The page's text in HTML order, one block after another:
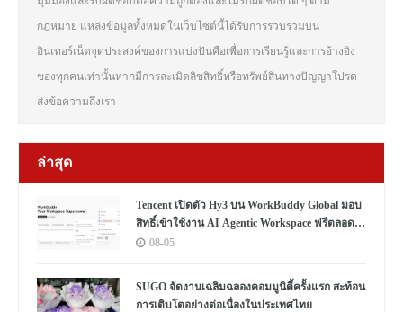
กฎหมาย แหล่งข้อมูลทั้งหมดในเว็บไซต์นี้ได้รับการรวบรวมบน
อินเทอร์เน็ตจุดประสงค์ของการแบ่งปันคือเพื่อการเรียนรู้และการอ้างอิง
ของทุกคนเท่านั้นหากมีการละเมิดลิขสิทธิ์หรือทรัพย์สินทางปัญญาโปรด
ส่งข้อความถึงเรา
ล่าสุด
Tencent เปิดตัว Hy3 บน WorkBuddy Global มอบ
สิทธิ์เข้าใช้งาน AI Agentic Workspace ฟรีตลอด
เดือนสิงหาคม
08-05
SUGO จัดงานเฉลิมฉลองคอมมูนิตี้ครั้งแรก สะท้อน
การเติบโตอย่างต่อเนื่องในประเทศไทย